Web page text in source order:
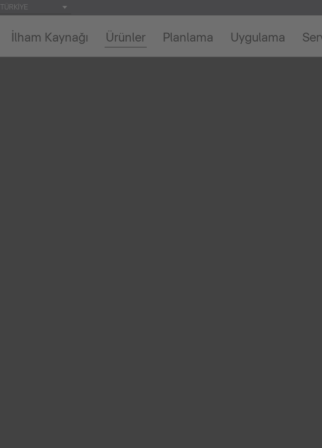
TÜRKIYE
İlham Kaynağı Ürünler Planlama Uygulama